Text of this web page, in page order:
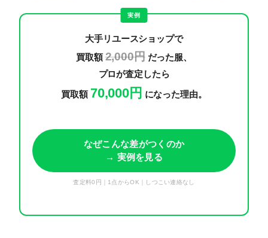
実例
大手リユースショップで
買取額2,000円だった服、
プロが査定したら
買取額 70,000円 になった理由。
なぜこんな差がつくのか
→ 実例を見る
査定料0円｜1点からOK｜しつこい連絡なし